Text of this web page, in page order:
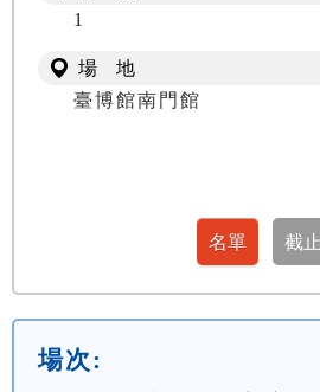
1
場 地
臺博館南門館
場次: